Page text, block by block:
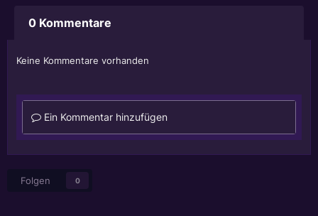
0 Kommentare
Keine Kommentare vorhanden
Ein Kommentar hinzufügen
Folgen 0